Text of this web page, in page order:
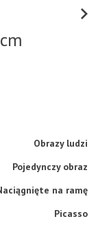
Obrazy ludzi
Pojedynczy obraz
na ramę
Picasso